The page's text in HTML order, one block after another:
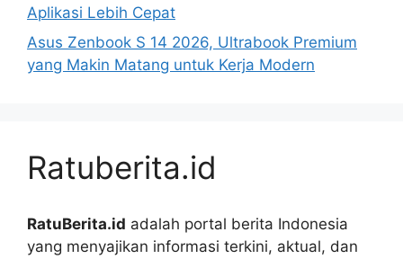
Aplikasi Lebih Cepat
Asus Zenbook S 14 2026, Ultrabook Premium
yang Makin Matang untuk Kerja Modern
Ratuberita.id
RatuBerita.id adalah portal berita Indonesia
yang menyajikan informasi terkini, aktual, dan